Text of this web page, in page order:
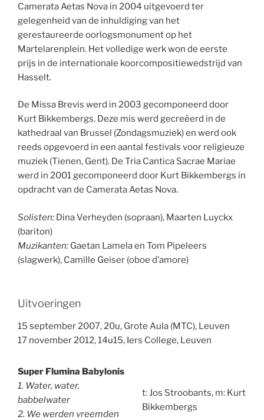
Camerata Aetas Nova in 2004 uitgevoerd ter
gelegenheid van de inhuldiging van het
gerestaureerde oorlogsmonument op het
Martelarenplein. Het volledige werk won de eerste
prijs in de internationale koorcompositiewedstrijd van
Hasselt.
De Missa Brevis werd in 2003 gecomponeerd door
Kurt Bikkembergs. Deze mis werd gecreëerd in de
kathedraal van Brussel (Zondagsmuziek) en werd ook
reeds opgevoerd in een aantal festivals voor religieuze
muziek (Tienen, Gent). De Tria Cantica Sacrae Mariae
werd in 2001 gecomponeerd door Kurt Bikkembergs in
opdracht van de Camerata Aetas Nova.
Solisten: Dina Verheyden (sopraan), Maarten Luyckx
(bariton)
Muzikanten: Gaetan Lamela en Tom Pipeleers
(slagwerk), Camille Geiser (oboe d’amore)
Uitvoeringen
15 september 2007, 20u, Grote Aula (MTC), Leuven
17 november 2012, 14u15, Iers College, Leuven
Super Flumina Babylonis
1. Water, water,
babbelwater
2. We werden vreemden
t: Jos Stroobants, m: Kurt
Bikkembergs